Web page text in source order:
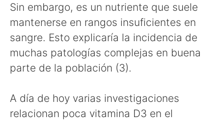
Sin embargo, es un nutriente que suele
mantenerse en rangos insuficientes en
sangre. Esto explicaría la incidencia de
muchas patologías complejas en buena
parte de la población (3).
A día de hoy varias investigaciones
relacionan poca vitamina D3 en el